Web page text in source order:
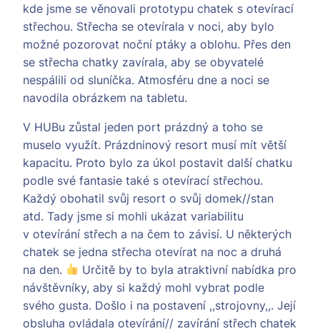
kde jsme se věnovali prototypu chatek s otevírací
střechou. Střecha se otevírala v noci, aby bylo
možné pozorovat noční ptáky a oblohu. Přes den
se střecha chatky zavírala, aby se obyvatelé
nespálili od sluníčka. Atmosféru dne a noci se
navodila obrázkem na tabletu.
V HUBu zůstal jeden port prázdný a toho se
muselo využít. Prázdninový resort musí mít větší
kapacitu. Proto bylo za úkol postavit další chatku
podle své fantasie také s otevírací střechou.
Každý obohatil svůj resort o svůj domek//stan
atd. Tady jsme si mohli ukázat variabilitu
v otevírání střech a na čem to závisí. U některých
chatek se jedna střecha otevírat na noc a druhá
na den.
Určitě by to byla atraktivní nabídka pro
návštěvníky, aby si každý mohl vybrat podle
svého gusta. Došlo i na postavení ,,strojovny,,. Její
obsluha ovládala otevírání// zavírání střech chatek